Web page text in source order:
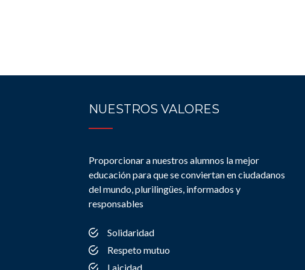
NUESTROS VALORES
Proporcionar a nuestros alumnos la mejor
educación para que se conviertan en ciudadanos
del mundo, plurilingües, informados y
responsables
Solidaridad
Respeto mutuo
Laicidad